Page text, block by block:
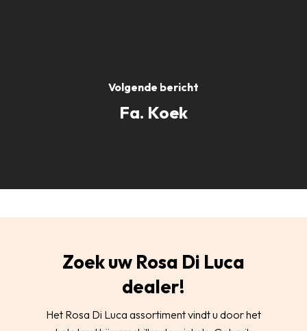
Volgende bericht
Fa. Koek
Zoek uw Rosa Di Luca
dealer!
Het Rosa Di Luca assortiment vindt u door het